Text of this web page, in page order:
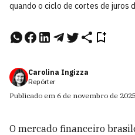
quando o ciclo de cortes de juros
Carolina Ingizza
Repórter
Publicado em 6 de novembro de 2025
O mercado financeiro